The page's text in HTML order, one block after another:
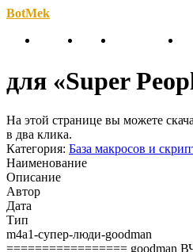
BotMek
Скачать
Обзор Обновления
для «Super
На этой странице вы можете
в два клика.
Категория: База макросов и
Наименование
Описание
Автор
Дата
Тип
m4a1-супер-люди-goodman
================= goodman